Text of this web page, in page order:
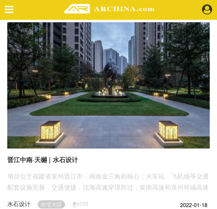
精选案例
建 筑
景 观
室 内
视 频
头条资讯
业 界
机 构
人 物
地 产
快速搜索
晋江中南·天樾 | 水石设计
项目位于福建省泉州晋江市，闽南金三角的核心；火车站、飞机场等交通
配套设施完善，交通便捷，沈海高速穿境而过，泉南高速和泉州环城高速
纵横交错；项目周边2公里商业配套齐全、资源丰富，生活无忧。
水石设计 住宅大区 6109 2022-01-18